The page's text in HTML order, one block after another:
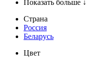
Показать больше ↓
Страна
Россия
Беларусь
Цвет